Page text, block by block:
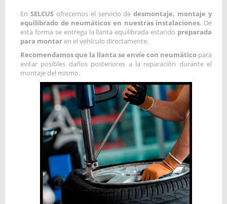
En SELCUSofrecemos el servicio dedesmontaje, montaje y
equilibrado de neumáticos en nuestras instalaciones. De
esta forma se entrega la llanta equilibrada estando preparada
para montar en el vehículo directamente.
Recomendamos que la llanta se envíe con neumático para
evitar posibles daños posteriores a la reparación durante el
montaje del mismo.